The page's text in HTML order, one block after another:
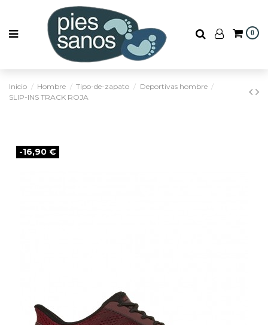
0
Inicio Hombre Tipo-de-zapato
Deportivas hombre
SLIP-INS TRACK ROJA
-16,90 €